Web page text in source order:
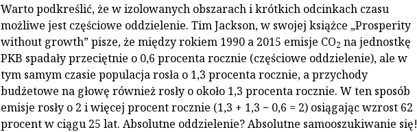
Warto podkreślić, że w izolowanych obszarach i krótkich odcinkach czasu
możliwe jest częściowe oddzielenie. Tim Jackson, w swojej książce „Prosperity
without growth” pisze, że między rokiem 1990 a 2015 emisje CO2 na jednostkę
PKB spadały przeciętnie o 0,6 procenta rocznie (częściowe oddzielenie), ale w
tym samym czasie populacja rosła o 1,3 procenta rocznie, a przychody
budżetowe na głowę również rosły o około 1,3 procenta rocznie. W ten sposób
emisje rosły o 2 i więcej procent rocznie (1,3 + 1,3 − 0,6 = 2) osiągając wzrost 62
procent w ciągu 25 lat. Absolutne oddzielenie? Absolutne samooszukiwanie się!